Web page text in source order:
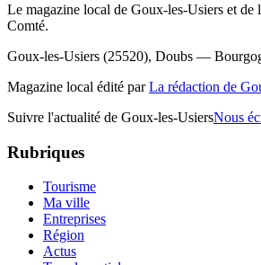
Le magazine local de Goux-les-Usiers et de
Comté.
Goux-les-Usiers (25520), Doubs —
Magazine local édité parLa rédaction de
Suivre l'actualité de Goux-les-UsiersNous
Rubriques
Tourisme
Ma ville
Entreprises
Région
Actus